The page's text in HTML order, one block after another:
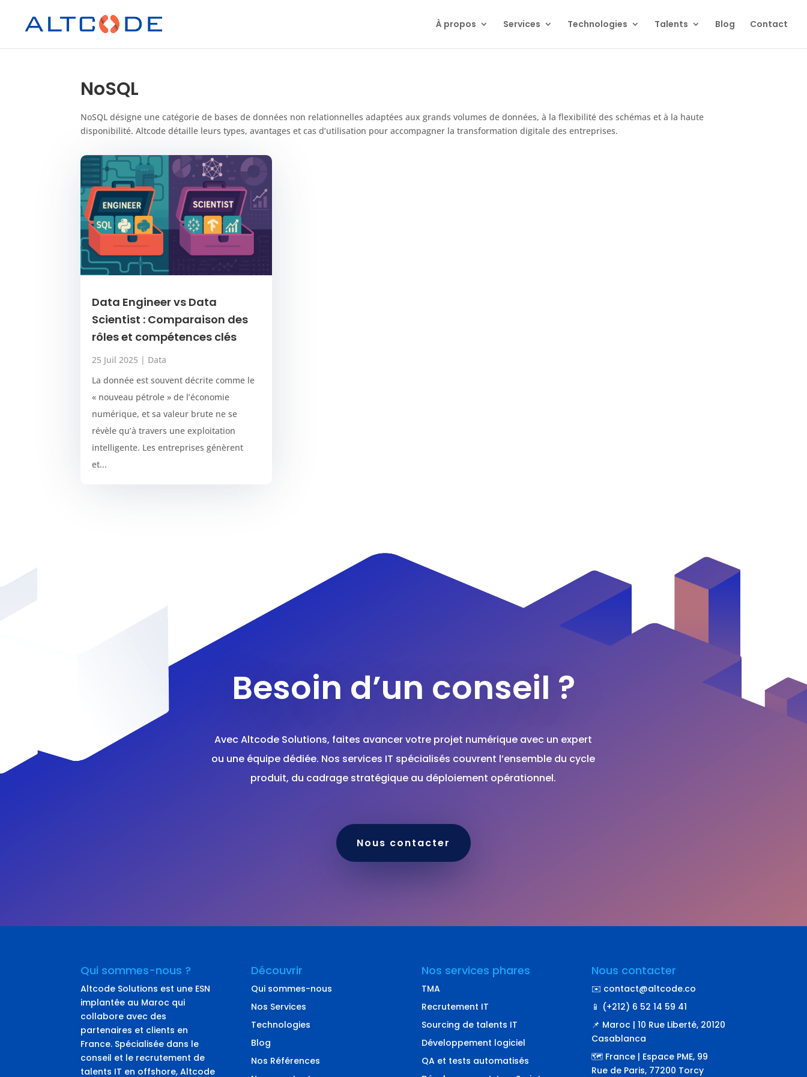
À propos Services Technologies Talents Blog Contact
NoSQL
NoSQL désigne une catégorie de bases de données non relationnelles adaptées aux grands volumes de données, à la flexibilité des schémas et à la haute
disponibilité. Altcode détaille leurs types, avantages et cas d’utilisation pour accompagner la transformation digitale des entreprises.
Data Engineer vs Data
Scientist : Comparaison des
rôles et compétences clés
25 Juil 2025 | Data
La donnée est souvent décrite comme le
« nouveau pétrole » de l’économie
numérique, et sa valeur brute ne se
révèle qu’à travers une exploitation
intelligente. Les entreprises génèrent
et...
Besoin d’un conseil ?
Avec Altcode Solutions, faites avancer votre projet numérique avec un expert
ou une équipe dédiée. Nos services IT spécialisés couvrent l’ensemble du cycle
produit, du cadrage stratégique au déploiement opérationnel.
Nous contacter
Qui sommes-nous ?
Altcode Solutions est une ESN
implantée au Maroc qui
collabore avec des
partenaires et clients en
France. Spécialisée dans le
conseil et le recrutement de
talents IT en offshore, Altcode
Découvrir
Qui sommes-nous
Nos Services
Technologies
Blog
Nos Références
Nos services phares
TMA
Recrutement IT
Sourcing de talents IT
Développement logiciel
QA et tests automatisés
Nous contacter
✉️ contact@altcode.co
📱 (+212) 6 52 14 59 41
📌 Maroc | 10 Rue Liberté, 20120
Casablanca
🗺️ France | Espace PME, 99
Rue de Paris, 77200 Torcy